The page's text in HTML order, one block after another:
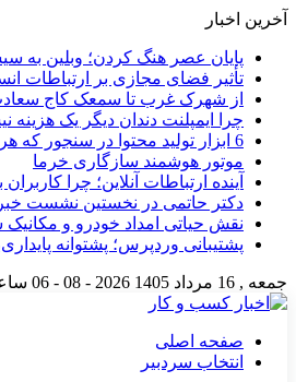
آخرین اخبار
پایان عصر هنگ کردن؛ وبلین به
تأثیر فضای مجازی بر ارتباطات
از شهرک غرب تا سمعک کاج
چرا ایمپلنت دندان دیگر یک
6 ابزار تولید محتوا در سنجور که هر نویسنده به آن‌ها نیاز دارد
موتور هوشمند سازگاری خرما
آینده ارتباطات آنلاین؛ چرا
دکتر حاتمی در نخستین نشست
نقش حیاتی امداد خودرو و
پشتیبانی وردپرس؛ پشتوانه
جمعه , 16 مرداد 1405 2026 - 08 - 06
صفحه اصلی
انتخاب سردبیر